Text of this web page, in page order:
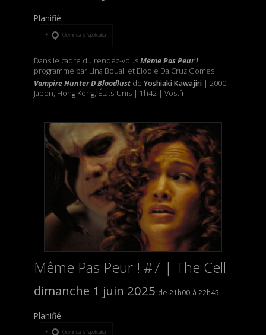
Planifié
Ouvrir dans l’application
Dans le cadre du rendez-vousMême Pas Peur !
programmé par Lina Bouali et Elodie Da Cruz Gomes
Vampire Hunter D Bloodlustde Yoshiaki Kawajiri| 2000 |
Japon, Hong Kong, États-Unis | 1h42 | Vostfr
Même Pas Peur ! #7 | The Cell
dimanche 1 juin 2025 21h00 22h45
Planifié
Ouvrir dans l’application